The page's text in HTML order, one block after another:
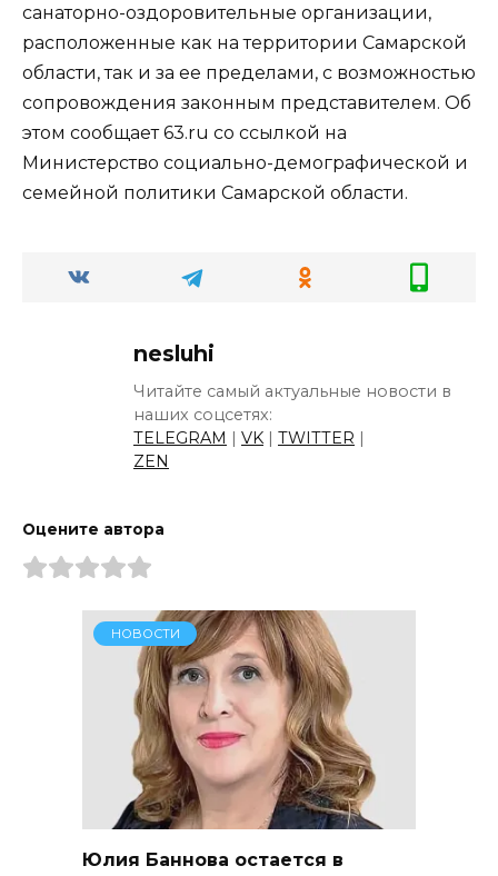
санаторно-оздоровительные организации,
расположенные как на территории Самарской
области, так и за ее пределами, с возможностью
сопровождения законным представителем. Об
этом сообщает 63.ru со ссылкой на
Министерство социально-демографической и
семейной политики Самарской области.
nesluhi
Читайте самый актуальные новости в
наших соцсетях:
TELEGRAM | VK | TWITTER |
ZEN
Оцените автора
НОВОСТИ
Юлия Баннова остается в